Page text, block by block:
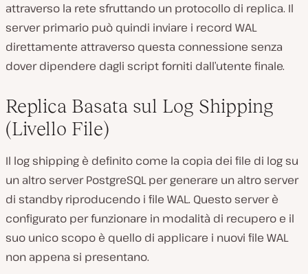
attraverso la rete sfruttando un protocollo di replica. Il
server primario può quindi inviare i record WAL
direttamente attraverso questa connessione senza
dover dipendere dagli script forniti dall’utente finale.
Replica Basata sul Log Shipping
(Livello File)
Il log shipping è definito come la copia dei file di log su
un altro server PostgreSQL per generare un altro server
di standby riproducendo i file WAL. Questo server è
configurato per funzionare in modalità di recupero e il
suo unico scopo è quello di applicare i nuovi file WAL
non appena si presentano.